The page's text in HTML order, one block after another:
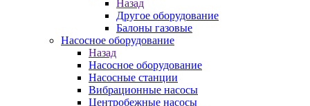
Назад
Другое оборудование
Балоны газовые
Насосное оборудование
Назад
Насосное оборудование
Насосные станции
Вибрационные насосы
Центробежные насосы